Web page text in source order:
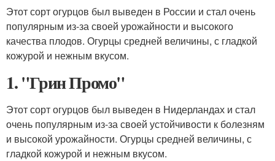
Этот сорт огурцов был выведен в России и стал очень
популярным из-за своей урожайности и высокого
качества плодов. Огурцы средней величины, с гладкой
кожурой и нежным вкусом.
1. "Грин Промо"
Этот сорт огурцов был выведен в Нидерландах и стал
очень популярным из-за своей устойчивости к болезням
и высокой урожайности. Огурцы средней величины, с
гладкой кожурой и нежным вкусом.